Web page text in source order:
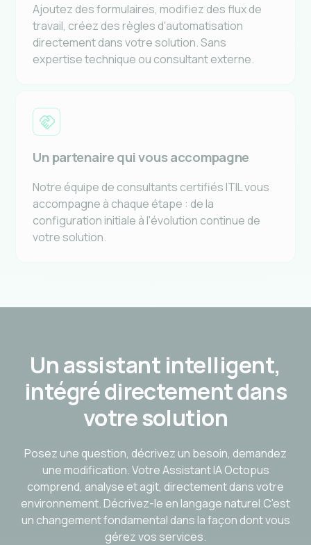
Ajoutez des formulaires, modifiez des flux de
travail, créez des règles d'automatisation
directement dans votre solution. Sans
expertise technique ou consultant externe.
Un partenaire qui vous accompagne
Notre équipe de consultants certifiés ITIL vous
accompagne à chaque étape : de la
configuration initiale à l'évolution continue de
votre solution.
Un assistant intelligent,
intégré directement dans
votre solution
Posez une question, décrivez un besoin, demandez
une modification. Votre Assistant IA Octopus
comprend, analyse et agit, directement dans votre
environnement. Décrivez-le en langage naturel.C'est
un changement fondamental dans la façon dont vous
gérez vos services.